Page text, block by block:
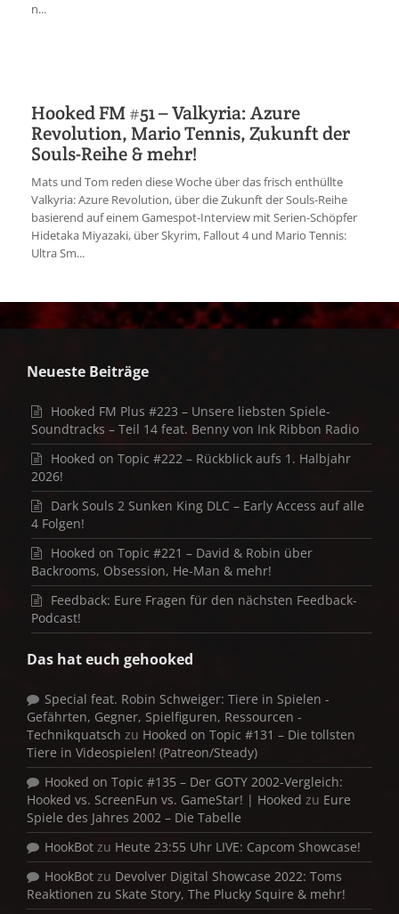
n...
Hooked FM #51 – Valkyria: Azure
Revolution, Mario Tennis, Zukunft der
Souls-Reihe & mehr!
Mats und Tom reden diese Woche über das frisch enthüllte
Valkyria: Azure Revolution, über die Zukunft der Souls-Reihe
basierend auf einem Gamespot-Interview mit Serien-Schöpfer
Hidetaka Miyazaki, über Skyrim, Fallout 4 und Mario Tennis:
Ultra Sm...
Neueste Beiträge
Hooked FM Plus #223 – Unsere liebsten Spiele-
Soundtracks – Teil 14 feat. Benny von Ink Ribbon Radio
Hooked on Topic #222 – Rückblick aufs 1. Halbjahr
2026!
Dark Souls 2 Sunken King DLC – Early Access auf alle
4 Folgen!
Hooked on Topic #221 – David & Robin über
Backrooms, Obsession, He-Man & mehr!
Feedback: Eure Fragen für den nächsten Feedback-
Podcast!
Das hat euch gehooked
Special feat. Robin Schweiger: Tiere in Spielen -
Gefährten, Gegner, Spielfiguren, Ressourcen -
Technikquatsch zu Hooked on Topic #131 – Die tollsten
Tiere in Videospielen! (Patreon/Steady)
Hooked on Topic #135 – Der GOTY 2002-Vergleich:
Hooked vs. ScreenFun vs. GameStar! | Hooked zu Eure
Spiele des Jahres 2002 – Die Tabelle
HookBot zu Heute 23:55 Uhr LIVE: Capcom Showcase!
HookBot zu Devolver Digital Showcase 2022: Toms
Reaktionen zu Skate Story, The Plucky Squire & mehr!